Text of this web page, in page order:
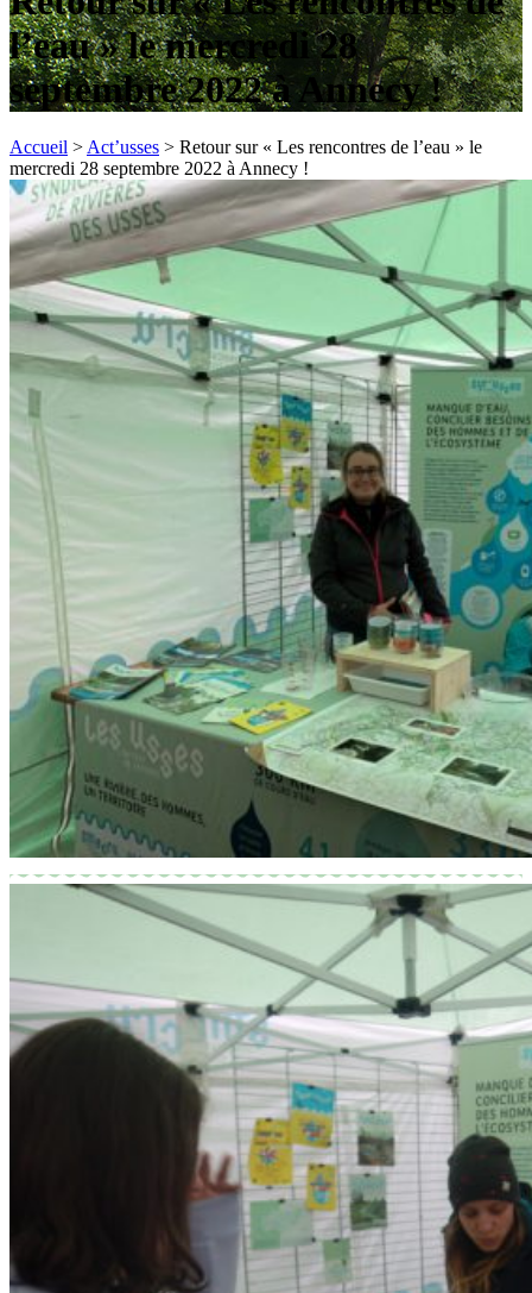
l’eau » le mercredi 28
septembre 2022 à Annecy !
Accueil >Act’usses > Retour sur « Les rencontres de l’eau » le
mercredi 28 septembre 2022 à Annecy !